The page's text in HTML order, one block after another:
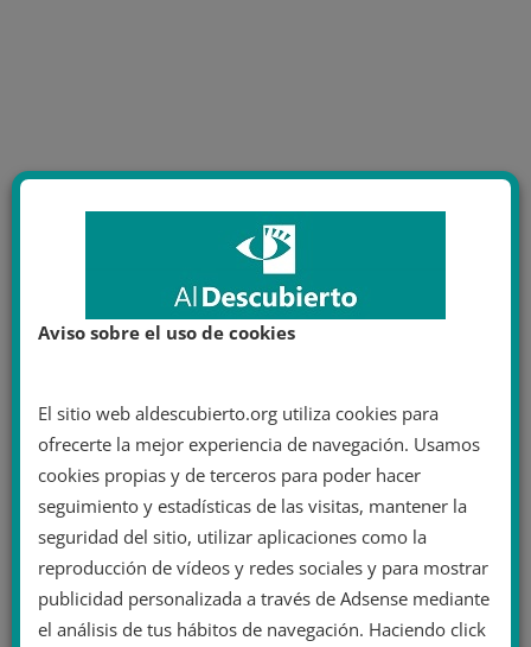
Aviso sobre el uso de cookies
El sitio web aldescubierto.org utiliza cookies para
ofrecerte la mejor experiencia de navegación. Usamos
cookies propias y de terceros para poder hacer
seguimiento y estadísticas de las visitas, mantener la
seguridad del sitio, utilizar aplicaciones como la
reproducción de vídeos y redes sociales y para mostrar
publicidad personalizada a través de Adsense mediante
el análisis de tus hábitos de navegación. Haciendo click